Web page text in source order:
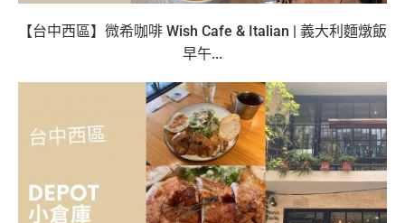
【台中西區】微希咖啡 Wish Cafe & Italian | 義大利麵燉飯
早午...